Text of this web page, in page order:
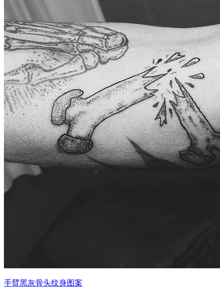
手臂黑灰骨头纹身图案